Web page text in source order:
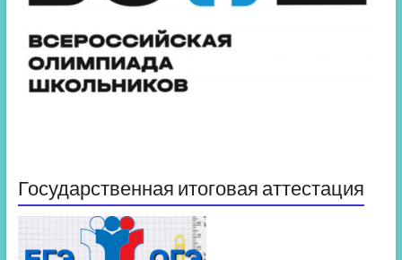
Государственная итоговая аттестация